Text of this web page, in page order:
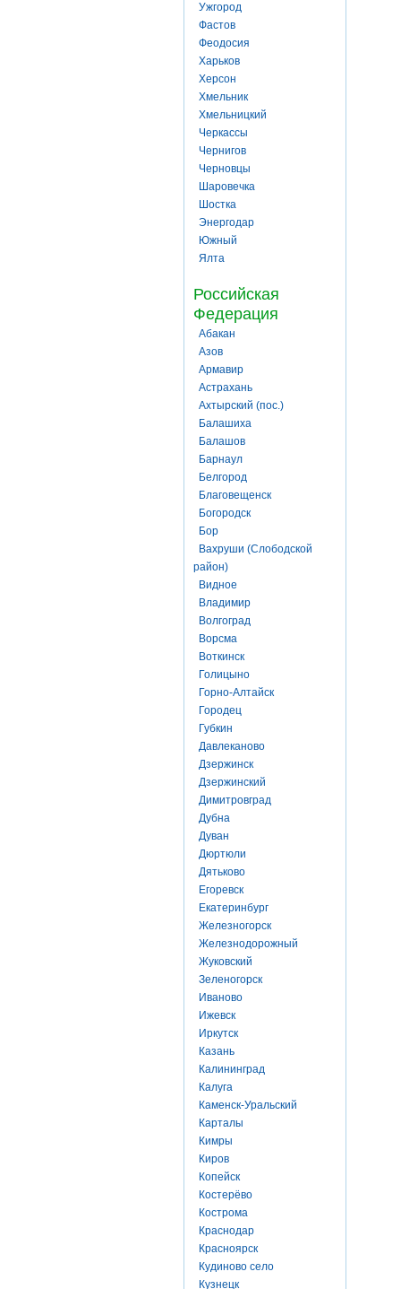
Ужгород
Фастов
Феодосия
Харьков
Херсон
Хмельник
Хмельницкий
Черкассы
Чернигов
Черновцы
Шаровечка
Шостка
Энергодар
Южный
Ялта
Российская
Федерация
Абакан
Азов
Армавир
Астрахань
Ахтырский (пос.)
Балашиха
Балашов
Барнаул
Белгород
Благовещенск
Богородск
Бор
Вахруши (Слободской
район)
Видное
Владимир
Волгоград
Ворсма
Воткинск
Голицыно
Горно-Алтайск
Городец
Губкин
Давлеканово
Дзержинск
Дзержинский
Димитровград
Дубна
Дуван
Дюртюли
Дятьково
Егоревск
Екатеринбург
Железногорск
Железнодорожный
Жуковский
Зеленогорск
Иваново
Ижевск
Иркутск
Казань
Калининград
Калуга
Каменск-Уральский
Карталы
Кимры
Киров
Копейск
Костерёво
Кострома
Краснодар
Красноярск
Кудиново село
Кузнецк